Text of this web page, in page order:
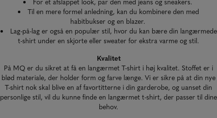
Til en mere formel anledning, kan du kombinere den med
habitbukser og en blazer.
Lag-på-lag er også en populær stil, hvor du kan bære din langærmede
t-shirt under en skjorte eller sweater for ekstra varme og stil.
Kvalitet
På MQ er du sikret at få en langærmet T-shirt i høj kvalitet. Stoffet er i
blød materiale, der holder form og farve længe. Vi er sikre på at din nye
T-shirt nok skal blive en af favortitterne i din garderobe, og uanset din
personlige stil, vil du kunne finde en langærmet t-shirt, der passer til dine
behov.